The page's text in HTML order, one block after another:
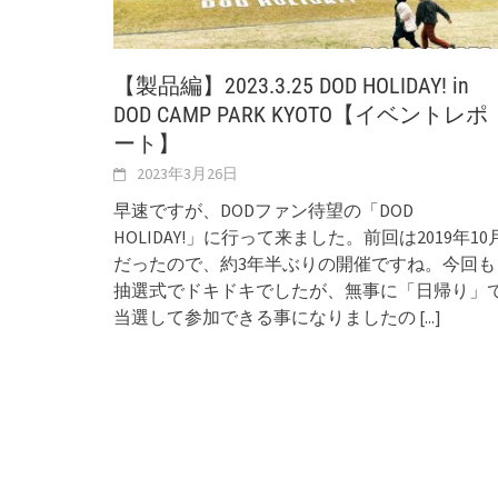
【製品編】2023.3.25 DOD HOLIDAY! in
DOD CAMP PARK KYOTO【イベントレポ
ート】
2023年3月26日
早速ですが、DODファン待望の「DOD
HOLIDAY!」に行って来ました。前回は2019年10
だったので、約3年半ぶりの開催ですね。今回も
抽選式でドキドキでしたが、無事に「日帰り」
当選して参加できる事になりましたの [...]